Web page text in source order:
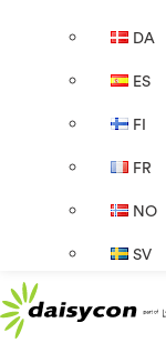
DA
ES
FI
FR
NO
SV